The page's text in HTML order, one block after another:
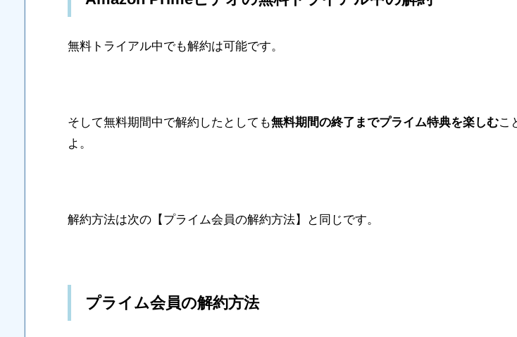
無料トライアル中でも解約は可能です。
そして無料期間中で解約したとしても無料期間の終了までプライム特典を楽しむこ
よ。
解約方法は次の【プライム会員の解約方法】と同じです。
プライム会員の解約方法